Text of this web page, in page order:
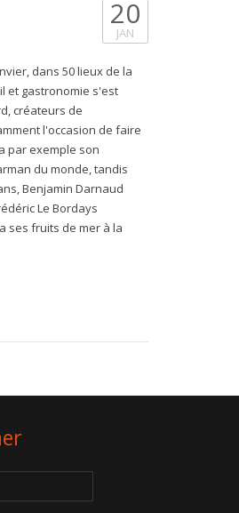
20
JAN
dans 50 lieux de la
et gastronomie s'est
créateurs de
l'occasion de faire
par exemple son
du monde, tandis
Benjamin Darnaud
Le Bordays
ses fruits de mer à la